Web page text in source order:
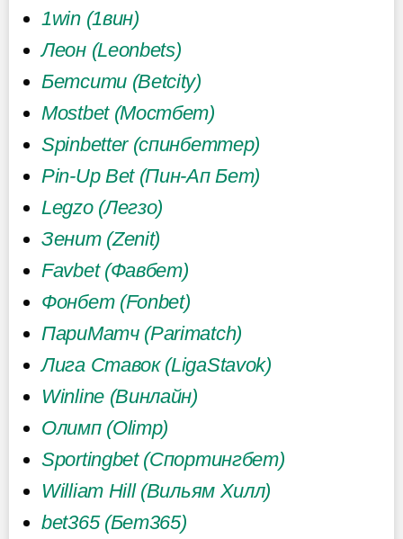
1win (1вин)
Леон (Leonbets)
Бетсити (Betcity)
Mostbet (Мостбет)
Spinbetter (спинбеттер)
Pin-Up Bet (Пин-Ап Бет)
Legzo (Легзо)
Зенит (Zenit)
Favbet (Фавбет)
Фонбет (Fonbet)
ПариМатч (Parimatch)
Лига Ставок (LigaStavok)
Winline (Винлайн)
Олимп (Olimp)
Sportingbet (Спортингбет)
William Hill (Вильям Хилл)
bet365 (Бет365)